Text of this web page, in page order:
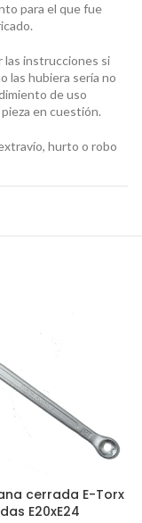
para el que fue
instrucciones si
las hubiera sería no
de uso
en cuestión.
hurto o robo
cerrada E-Torx
E20xE24